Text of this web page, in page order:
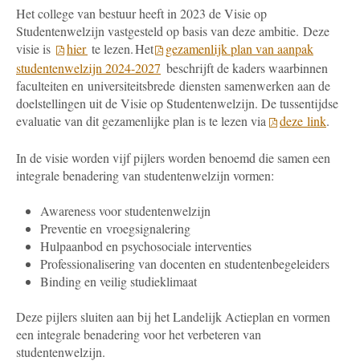
Het college van bestuur heeft in 2023 de Visie op
Studentenwelzijn vastgesteld op basis van deze ambitie. Deze
visie is
hier te lezen. Het
gezamenlijk plan van aanpak
studentenwelzijn 2024-2027 beschrijft de kaders waarbinnen
faculteiten en universiteitsbrede diensten samenwerken aan de
doelstellingen uit de Visie op Studentenwelzijn. De tussentijdse
evaluatie van dit gezamenlijke plan is te lezen via
deze link.
In de visie worden vijf pijlers worden benoemd die samen een
integrale benadering van studentenwelzijn vormen:
Awareness voor studentenwelzijn
Preventie en vroegsignalering
Hulpaanbod en psychosociale interventies
Professionalisering van docenten en studentenbegeleiders
Binding en veilig studieklimaat
Deze pijlers sluiten aan bij het Landelijk Actieplan en vormen
een integrale benadering voor het verbeteren van
studentenwelzijn.